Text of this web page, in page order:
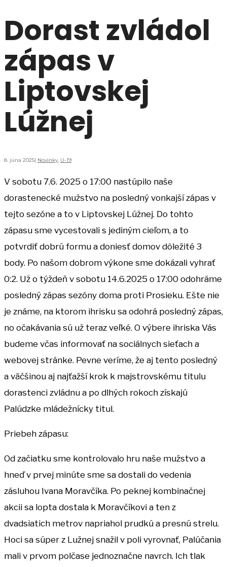
Dorast zvládol
zápas v
Liptovskej
Lúžnej
8. júna 2025| Novinky, U-19
V sobotu 7.6. 2025 o 17:00 nastúpilo naše
dorastenecké mužstvo na posledný vonkajší zápas v
tejto sezóne a to v Liptovskej Lúžnej. Do tohto
zápasu sme vycestovali s jediným cieľom, a to
potvrdiť dobrú formu a doniesť domov dôležité 3
body. Po našom dobrom výkone sme dokázali vyhrať
0:2. Už o týždeň v sobotu 14.6.2025 o 17:00 odohráme
posledný zápas sezóny doma proti Prosieku. Ešte nie
je známe, na ktorom ihrisku sa odohrá posledný zápas,
no očakávania sú už teraz veľké. O výbere ihriska Vás
budeme včas informovať na sociálnych sieťach a
webovej stránke. Pevne veríme, že aj tento posledný
a väčšinou aj najťažší krok k majstrovskému titulu
dorastenci zvládnu a po dlhých rokoch získajú
Palúdzke mládežnícky titul.
Priebeh zápasu:
Od začiatku sme kontrolovalo hru naše mužstvo a
hneď v prvej minúte sme sa dostali do vedenia
zásluhou Ivana Moravčíka. Po peknej kombinačnej
akcii sa lopta dostala k Moravčíkovi a ten z
dvadsiatich metrov napriahol prudkú a presnú strelu.
Hoci sa súper z Lužnej snažil v poli vyrovnať, Palúčania
mali v prvom polčase jednoznačne navrch. Ich tlak